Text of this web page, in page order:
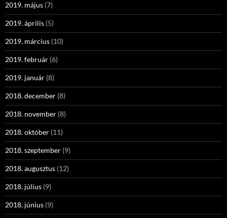
2019. május (7)
2019. április (5)
2019. március (10)
2019. február (6)
2019. január (8)
2018. december (8)
2018. november (8)
2018. október (11)
2018. szeptember (9)
2018. augusztus (12)
2018. július (9)
2018. június (9)